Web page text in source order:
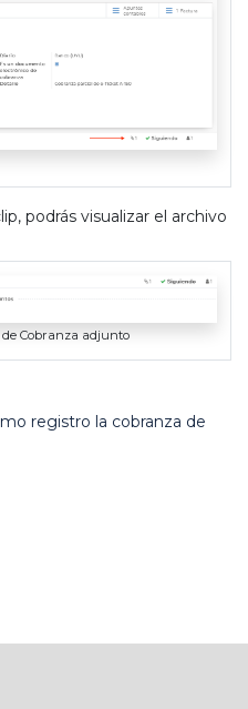
podrás visualizar el archivo
de Cobranza adjunto
registro la cobranza de